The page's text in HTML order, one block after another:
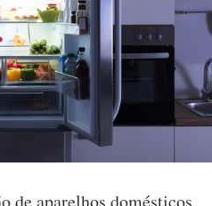
de aparelhos domésticos